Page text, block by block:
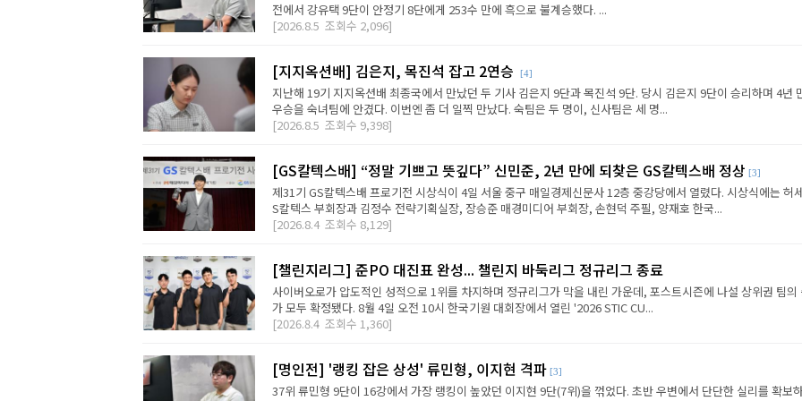
전에서 강유택 9단이 안정기 8단에게 253수 만에 흑으로 불계승했다. ...
[2026.8.5 조회수 2,096]
[지지옥션배] 김은지, 목진석 잡고 2연승 [4]
지난해 19기 지지옥션배 최종국에서 만났던 두 기사 김은지 9단과 목진석 9단. 당시 김은지 9단이 승리하며 4년
우승을 숙녀팀에 안겼다. 이번엔 좀 더 일찍 만났다. 숙팀은 두 명이, 신사팀은 세 명...
[2026.8.5 조회수 9,398]
[GS칼텍스배] “정말 기쁘고 뜻깊다” 신민준, 2년 만에 되찾은 GS칼텍스배 정상 [3]
제31기 GS칼텍스배 프로기전 시상식이 4일 서울 중구 매일경제신문사 12층 중강당에서 열렸다. 시상식에는 허
S칼텍스 부회장과 김정수 전략기획실장, 장승준 매경미디어 부회장, 손현덕 주필, 양재호 한국...
[2026.8.4 조회수 8,129]
[챌린지리그] 준PO 대진표 완성... 챌린지 바둑리그 정규리그 종료
사이버오로가 압도적인 성적으로 1위를 차지하며 정규리그가 막을 내린 가운데, 포스트시즌에 나설 상위권 팀의
가 모두 확정됐다. 8월 4일 오전 10시 한국기원 대회장에서 열린 '2026 STIC CU...
[2026.8.4 조회수 1,360]
[명인전] '랭킹 잡은 상성' 류민형, 이지현 격파 [3]
37위 류민형 9단이 16강에서 가장 랭킹이 높았던 이지현 9단(7위)을 꺾었다. 초반 우변에서 단단한 실리를 확보